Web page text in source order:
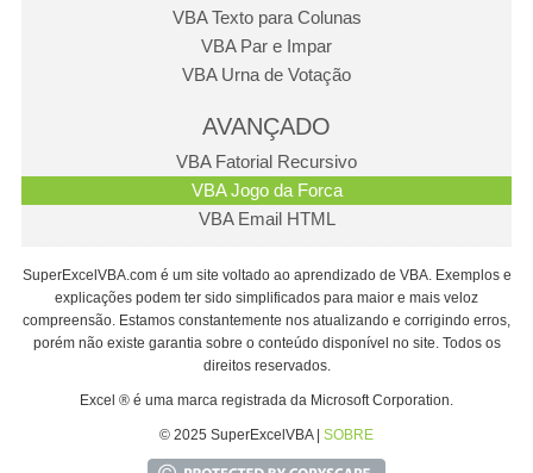
VBA Texto para Colunas
VBA Par e Impar
VBA Urna de Votação
AVANÇADO
VBA Fatorial Recursivo
VBA Jogo da Forca
VBA Email HTML
SuperExcelVBA.com é um site voltado ao aprendizado de VBA. Exemplos e
explicações podem ter sido simplificados para maior e mais veloz
compreensão. Estamos constantemente nos atualizando e corrigindo erros,
porém não existe garantia sobre o conteúdo disponível no site. Todos os
direitos reservados.
Excel ® é uma marca registrada da Microsoft Corporation.
© 2025 SuperExcelVBA | SOBRE